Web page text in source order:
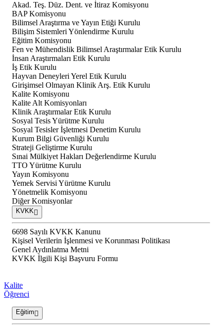
Akad. Teş. Düz. Dent. ve İtiraz Komisyonu
BAP Komisyonu
Bilimsel Araştırma ve Yayın Etiği Kurulu
Bilişim Sistemleri Yönlendirme Kurulu
Eğitim Komisyonu
Fen ve Mühendislik Bilimsel Araştırmalar Etik Kurulu
İnsan Araştırmaları Etik Kurulu
İş Etik Kurulu
Hayvan Deneyleri Yerel Etik Kurulu
Girişimsel Olmayan Klinik Arş. Etik Kurulu
Kalite Komisyonu
Kalite Alt Komisyonları
Klinik Araştırmalar Etik Kurulu
Sosyal Tesis Yürütme Kurulu
Sosyal Tesisler İşletmesi Denetim Kurulu
Kurum Bilgi Güvenliği Kurulu
Strateji Geliştirme Kurulu
Sınai Mülkiyet Hakları Değerlendirme Kurulu
TTO Yürütme Kurulu
Yayın Komisyonu
Yemek Servisi Yürütme Kurulu
Yönetmelik Komisyonu
Diğer Komisyonlar
KVKK
6698 Sayılı KVKK Kanunu
Kişisel Verilerin İşlenmesi ve Korunması Politikası
Genel Aydınlatma Metni
KVKK İlgili Kişi Başvuru Formu
Kalite
Öğrenci
Eğitim